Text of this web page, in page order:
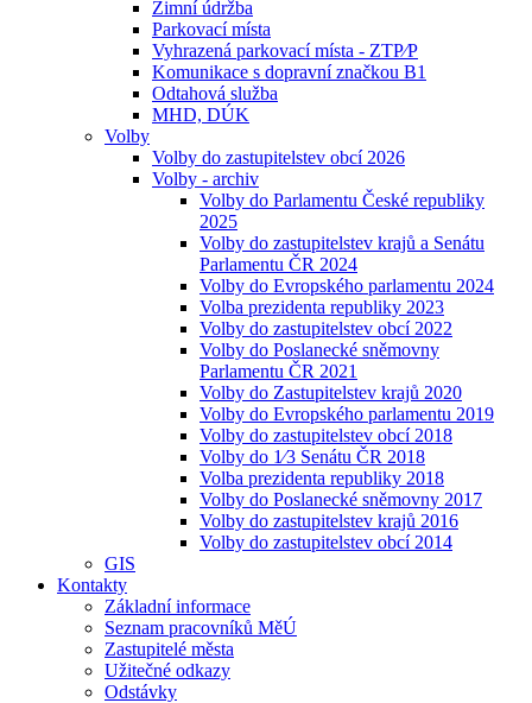
Zimní údržba
Parkovací místa
Vyhrazená parkovací místa - ZTP⁄P
Komunikace s dopravní značkou B1
Odtahová služba
MHD, DÚK
Volby
Volby do zastupitelstev obcí 2026
Volby - archiv
Volby do Parlamentu České republiky
2025
Volby do zastupitelstev krajů a Senátu
Parlamentu ČR 2024
Volby do Evropského parlamentu 2024
Volba prezidenta republiky 2023
Volby do zastupitelstev obcí 2022
Volby do Poslanecké sněmovny
Parlamentu ČR 2021
Volby do Zastupitelstev krajů 2020
Volby do Evropského parlamentu 2019
Volby do zastupitelstev obcí 2018
Volby do 1⁄3 Senátu ČR 2018
Volba prezidenta republiky 2018
Volby do Poslanecké sněmovny 2017
Volby do zastupitelstev krajů 2016
Volby do zastupitelstev obcí 2014
GIS
Kontakty
Základní informace
Seznam pracovníků MěÚ
Zastupitelé města
Užitečné odkazy
Odstávky